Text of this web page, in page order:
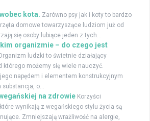
kota. Zarówno psy jak i koty to bardzo
domowe towarzyszące ludziom już od
się osoby lubiące jeden z tych...
organizmie – do czego jest
ludzki to świetnie działający
którego możemy się wiele nauczyć.
napędem i elementem konstrukcyjnym
o...
na zdrowie Korzyści
wynikają z wegańskiego stylu życia są
Zmniejszają wrażliwość na alergie,